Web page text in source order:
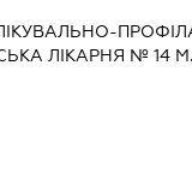
ЛІКАРНЯ № 14